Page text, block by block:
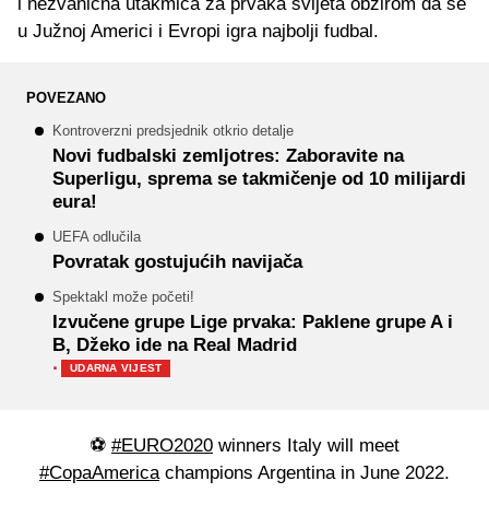
i nezvanična utakmica za prvaka svijeta obzirom da se
u Južnoj Americi i Evropi igra najbolji fudbal.
POVEZANO
Kontroverzni predsjednik otkrio detalje
Novi fudbalski zemljotres: Zaboravite na
Superligu, sprema se takmičenje od 10 milijardi
eura!
UEFA odlučila
Povratak gostujućih navijača
Spektakl može početi!
Izvučene grupe Lige prvaka: Paklene grupe A i
B, Džeko ide na Real Madrid
· UDARNA VIJEST
⚽ #EURO2020 winners Italy will meet
#CopaAmericachampions Argentina in June 2022.